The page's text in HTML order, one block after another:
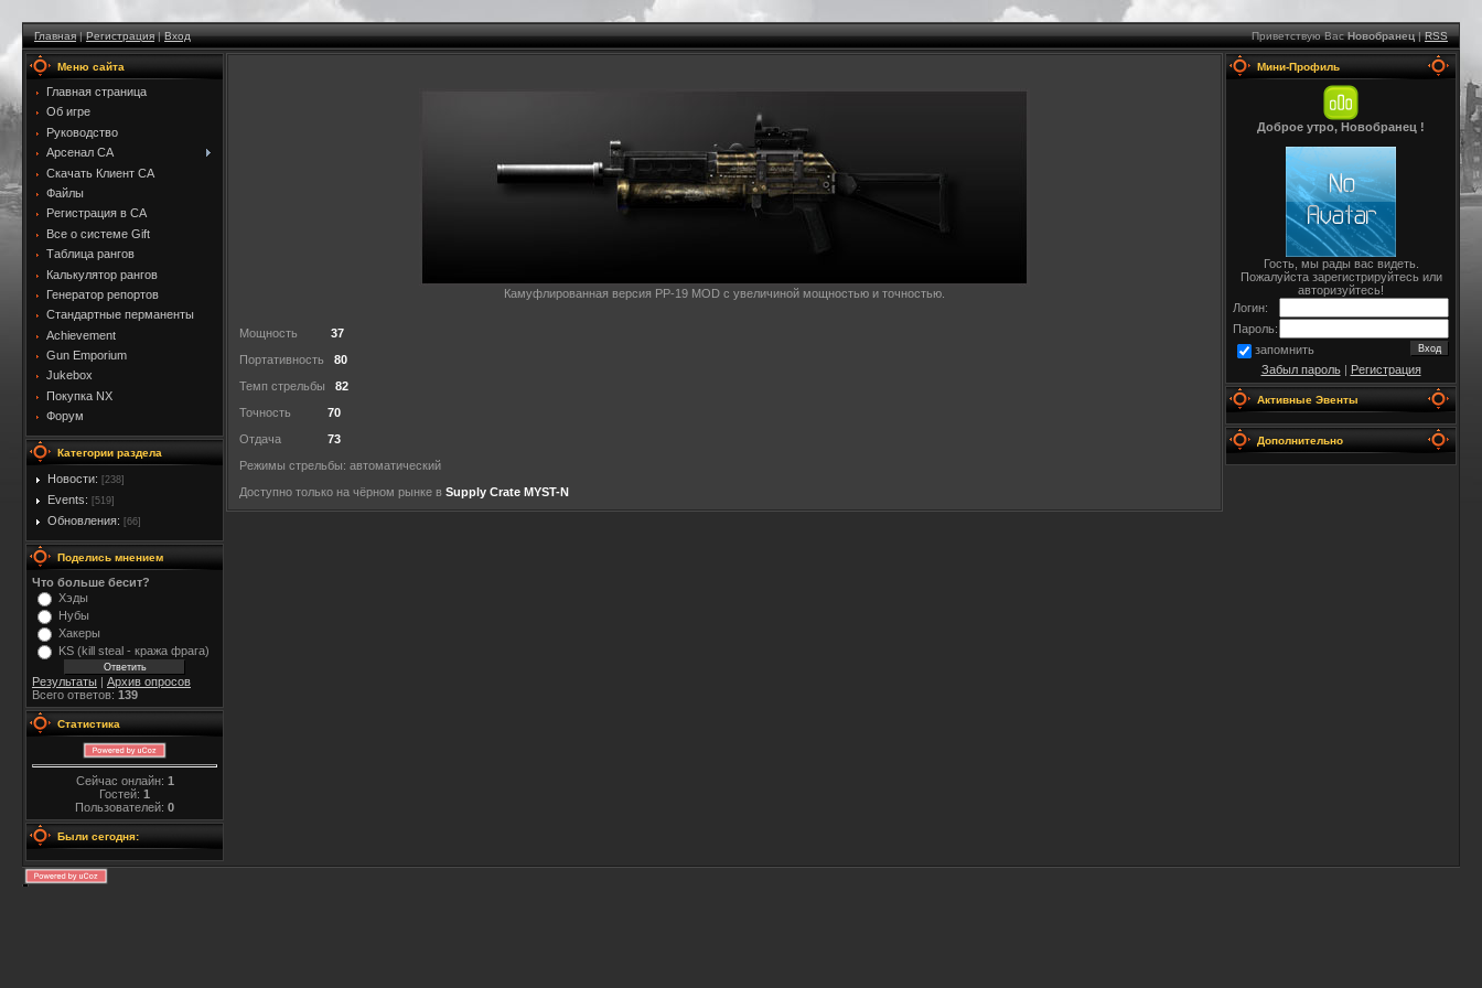
Главная|Регистрация|Вход Приветствую Вас Новобранец|RSS
Меню сайта
Главная страница
Об игре
Руководство
Арсенал CA
Скачать Клиент CA
Файлы
Регистрация в CA
Все о системе Gift
Таблица рангов
Калькулятор рангов
Генератор репортов
Стандартные перманенты
Achievement
Gun Emporium
Jukebox
Покупка NX
Форум
Категории раздела
Новости: [238]
Events: [519]
Обновления: [66]
Поделись мнением
Что больше бесит?
Хэды
Нубы
Хакеры
KS (kill steal - кража фрага)
Результаты | Архив опросов
Всего ответов: 139
Статистика
Сейчас онлайн: 1
Гостей: 1
Пользователей: 0
Были сегодня:
Камуфлированная версия PP-19 MOD с увеличиной мощностью и точностью.
Мощность 37
Портативность 80
Темп стрельбы 82
Точность 70
Отдача 73
Режимы стрельбы: автоматический
Доступно только на чёрном рынке в Supply Crate MYST-N
Мини-Профиль
Доброе утро, Новобранец !
Гость, мы рады вас видеть.
Пожалуйста зарегистрируйтесь или
авторизуйтесь!
Логин:
Пароль:
запомнить
Забыл пароль| Регистрация
Активные Эвенты
Дополнительно